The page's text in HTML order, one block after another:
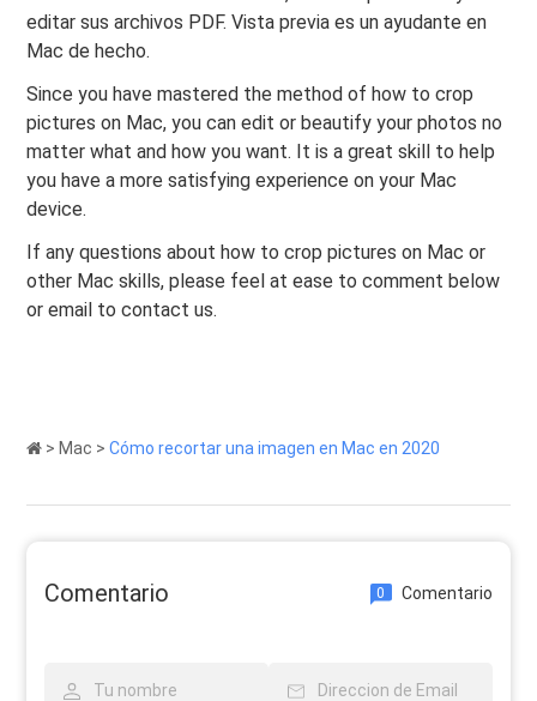
editar sus archivos PDF. Vista previa es un ayudante en
Mac de hecho.
Since you have mastered the method of how to crop
pictures on Mac, you can edit or beautify your photos no
matter what and how you want. It is a great skill to help
you have a more satisfying experience on your Mac
device.
If any questions about how to crop pictures on Mac or
other Mac skills, please feel at ease to comment below
or email to contact us.
> Mac >Cómo recortar una imagen en Mac en 2020
Comentario 0 Comentario